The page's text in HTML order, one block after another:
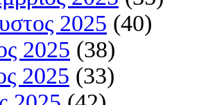
2025 (40)
2025 (38)
2025 (33)